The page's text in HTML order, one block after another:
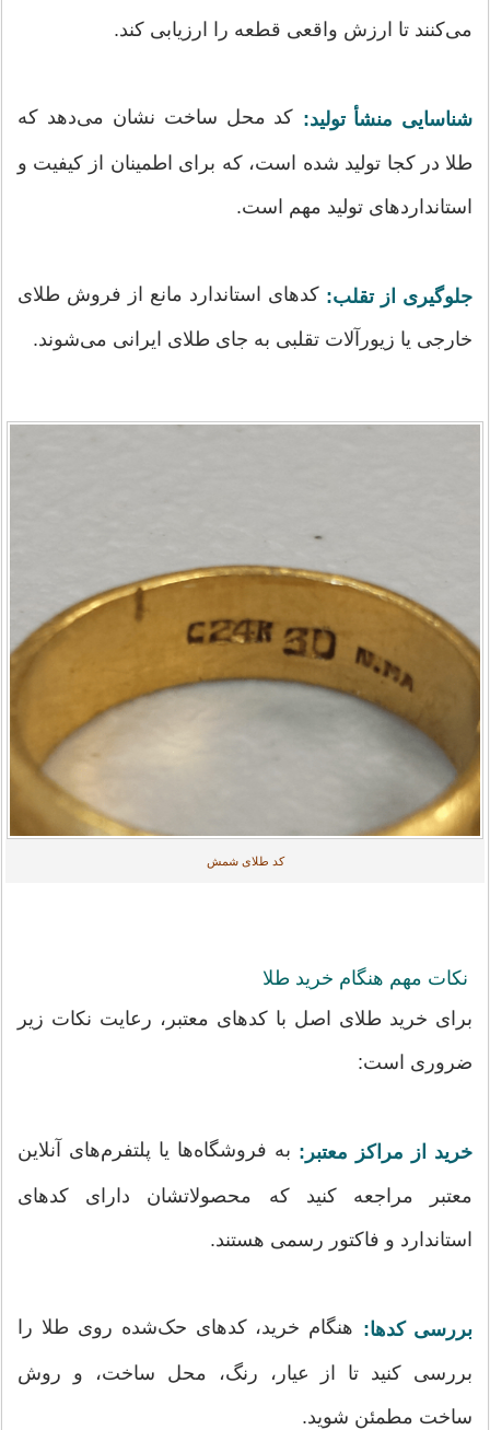
می‌کنند تا ارزش واقعی قطعه را ارزیابی کند.
شناسایی منشأ تولید: کد محل ساخت نشان می‌دهد که
طلا در کجا تولید شده است، که برای اطمینان از کیفیت و
استانداردهای تولید مهم است.
جلوگیری از تقلب: کدهای استاندارد مانع از فروش طلای
خارجی یا زیورآلات تقلبی به جای طلای ایرانی می‌شوند.
کد طلای شمش
نکات مهم هنگام خرید طلا
برای خرید طلای اصل با کدهای معتبر، رعایت نکات زیر
ضروری است:
خرید از مراکز معتبر: به فروشگاه‌ها یا پلتفرم‌های آنلاین
معتبر مراجعه کنید که محصولاتشان دارای کدهای
استاندارد و فاکتور رسمی هستند.
بررسی کدها: هنگام خرید، کدهای حک‌شده روی طلا را
بررسی کنید تا از عیار، رنگ، محل ساخت، و روش
ساخت مطمئن شوید.